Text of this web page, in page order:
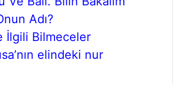
Adı?
İlgili Bilmeceler
elindeki nur